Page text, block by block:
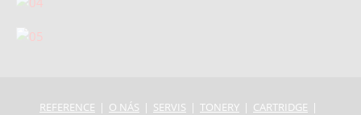
REFERENCE O NÁS SERVIS TONERY
CARTRIDGE